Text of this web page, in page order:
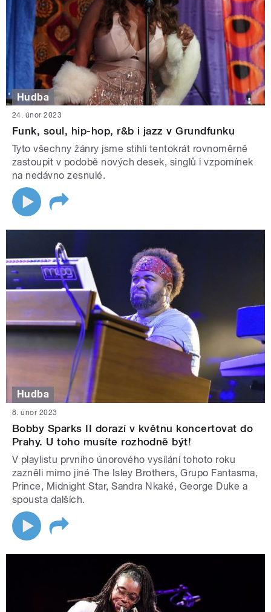
Hudba
24. únor 2023
Funk, soul, hip-hop, r&b i jazz v Grundfunku
Tyto všechny žánry jsme stihli tentokrát rovnoměrně
zastoupit v podobě nových desek, singlů i vzpomínek
na nedávno zesnulé.
Hudba
8. únor 2023
Bobby Sparks II dorazí v květnu koncertovat do
Prahy. U toho musíte rozhodně být!
V playlistu prvního únorového vysílání tohoto roku
zazněli mimo jiné The Isley Brothers, Grupo Fantasma,
Prince, Midnight Star, Sandra Nkaké, George Duke a
spousta dalších.